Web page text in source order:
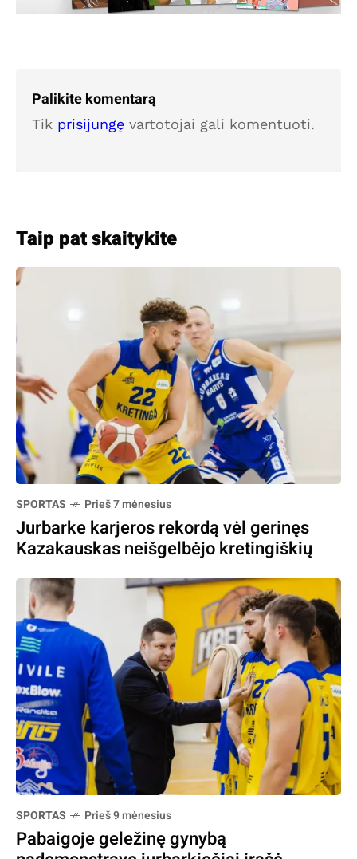
Palikite komentarą
Tik prisijungę vartotojai gali komentuoti.
Taip pat skaitykite
SPORTAS Prieš 7 mėnesius
Jurbarke karjeros rekordą vėl gerinęs
Kazakauskas neišgelbėjo kretingiškių
SPORTAS Prieš 9 mėnesius
Pabaigoje geležinę gynybą